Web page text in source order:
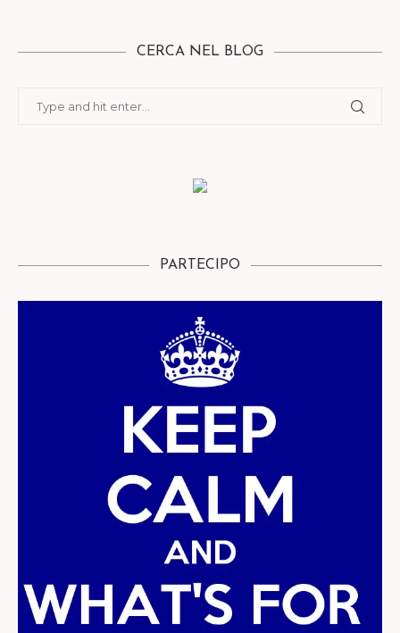
CERCA NEL BLOG
PARTECIPO